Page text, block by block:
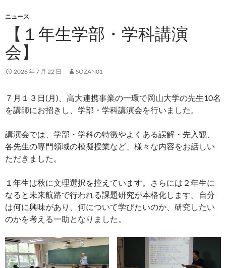
ニュース
【１年生学部・学科講演
会】
2026 年 7 月 22 日 SOZAN01
７月１３日(月)、高大連携事業の一環で岡山大学の先生10名
を講師にお招きし、学部・学科講演会を行いました。
講演会では、学部・学科の特徴やよくある誤解・先入観、
各先生の専門領域の模擬授業など、様々な内容をお話しい
ただきました。
１年生は秋に文理選択を控えています。さらには２年生に
なると未来航路で行われる課題研究が本格化します。自分
は何に興味があり、何について学びたいのか、研究したい
のかを考える一助となりました。